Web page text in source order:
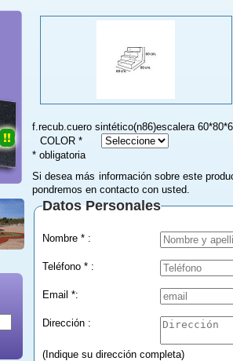
f.recub.cuero sintético(n86)escalera
COLOR *
* obligatoria
Si desea más información sobre este
pondremos en contacto con usted.
Datos Personales
Nombre * :
Teléfono * :
Email *:
Dirección :
(Indique su dirección completa)